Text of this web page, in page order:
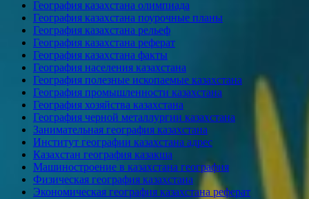
География казахстана олимпиада
География казахстана поурочные планы
География казахстана рельеф
География казахстана реферат
География казахстана факты
География населения казахстана
География полезные ископаемые казахстана
География промышленности казахстана
География хозяйства казахстана
География черной металлургии казахстана
Занимательная география казахстана
Институт географии казахстана адрес
Казахстан география казакша
Машиностроение в казахстана география
Физическая география казахстана
Экономическая география казахстана реферат